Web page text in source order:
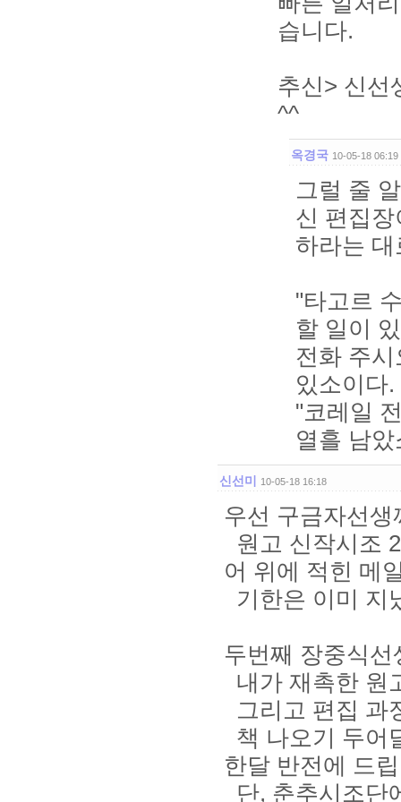
습니다.
추신> 신선
^^
옥경국 10-05-18 06:19
그럴 줄
신 편집
하라는
"타고르
할 일이
전화 주
있소이다.
"코레일
열흘 남
신선미 10-05-18 16:18
우선 구금자선생
원고 신작시조
어 위에 적힌 메
기한은 이미 지
두번째 장중식선
내가 재촉한 원
그리고 편집 과
책 나오기 두어
한달 반전에 드
단, 춘추시조단